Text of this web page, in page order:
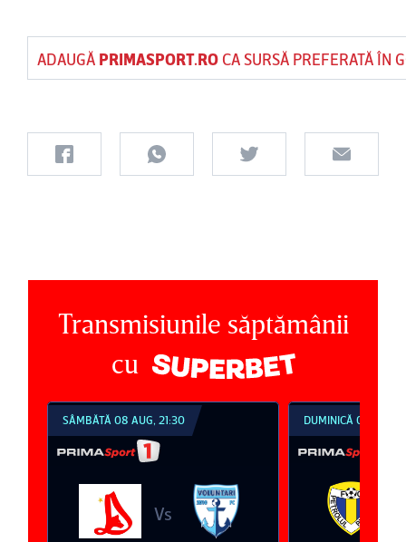
ADAUGĂ PRIMASPORT.ROCA SURSĂ PREFERATĂ ÎN
Transmisiunile săptămânii
cu
SÂMBĂTĂ 08 AUG, 21:30
Vs
DUMINICĂ 09 AUG,